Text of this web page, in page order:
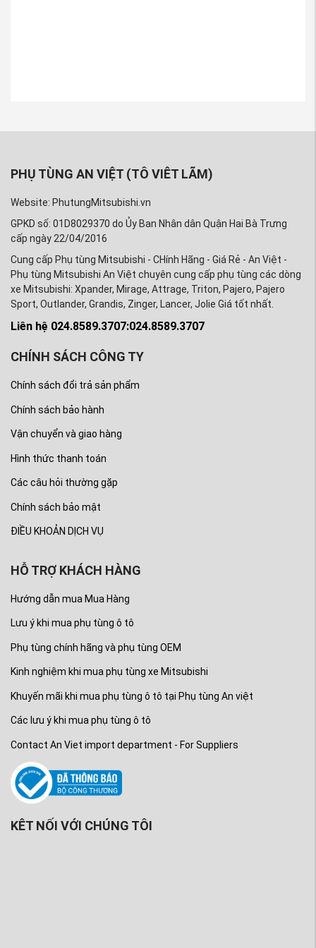
khách hàng hoàn toàn yên tâm khi mua phụ
Quý khách hàng mua phụ tùng xe Mitsubishi
Zinger tạiAn Việtcủa chúng tôi sẽ được đảm
hành một cách chu đáo nhất.
Tất cả các sản phẩm bán ra của phụ tùng xe
Mitsubishi Zinger tại An Việt đều được đổi
trả hoàn toàn Miễn phí trong 7 ngày. Và
được bảo hành đúng theo tiêu chuẩn của
(Lọc gió điều hòa Mitsubishi Zinger
nguồn PhutungMitsubishi.vn
Zinger tại
PhutungMitsubishi.vn
Lọc gió điều hòa Mitsubishi Zinger
Đèn xi nhan xe Mitsubishi Zinger
Cánh cửa xe Mitsubishi Zinger
Chắn bùn sương mù máy xe Mitsubishi
Đĩa phanh xe Mitsubishi Zinger
PHỤ TÙNG AN VIỆT (TÔ VIÊT LÃM)
Website: PhutungMitsubishi.vn
GPKD số: 01D8029370 do Ủy Ban Nhân dân Quận Hai Bà Trưng
cấp ngày 22/04/2016
Cung cấp Phụ tùng Mitsubishi - CHính Hãng - Giá Rẻ - An Việt -
Phụ tùng Mitsubishi An Việt chuyên cung cấp phụ tùng các dòng
xe Mitsubishi: Xpander, Mirage, Attrage, Triton, Pajero, Pajero
Sport, Outlander, Grandis, Zinger, Lancer, Jolie Giá tốt nhất.
Liên hệ 024.8589.3707:024.8589.3707
CHÍNH SÁCH CÔNG TY
Chính sách đổi trả sản phẩm
Chính sách bảo hành
Vận chuyển và giao hàng
Hình thức thanh toán
Các câu hỏi thường gặp
Chính sách bảo mật
ĐIỀU KHOẢN DỊCH VỤ
HỖ TRỢ KHÁCH HÀNG
Hướng dẫn mua Mua Hàng
Lưu ý khi mua phụ tùng ô tô
Phụ tùng chính hãng và phụ tùng OEM
Kinh nghiệm khi mua phụ tùng xe Mitsubishi
Khuyến mãi khi mua phụ tùng ô tô tại Phụ tùng An việt
Các lưu ý khi mua phụ tùng ô tô
Contact An Viet import department - For Suppliers
KÊT NỐI VỚI CHÚNG TÔI